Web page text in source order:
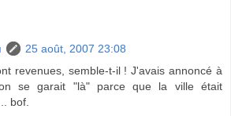
25 août, 2007 23:08
revenues, semble-t-il ! J'avais annoncé à
se garait "là" parce que la ville était
bof.